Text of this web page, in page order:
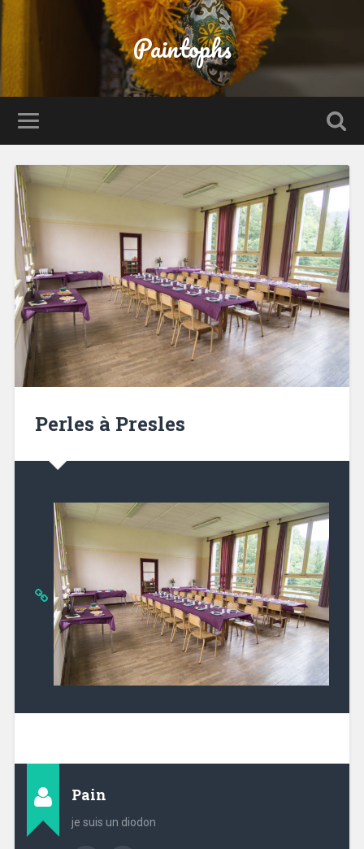
Paintophs
Perles à Presles
Pain
je suis un diodon